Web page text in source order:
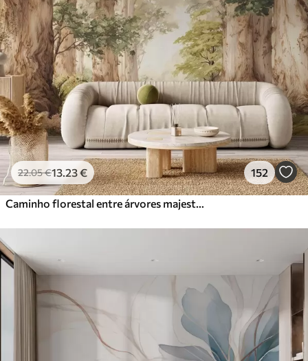
22.05€13 .23€ 152